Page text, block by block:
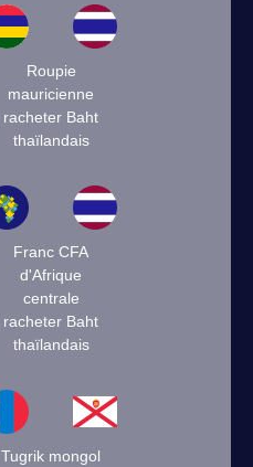
Roupie
mauricienne
racheter Baht
thaïlandais
Franc CFA
d'Afrique
centrale
racheter Baht
thaïlandais
Tugrik mongol